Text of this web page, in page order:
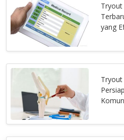
Tryout
yang
Tryout